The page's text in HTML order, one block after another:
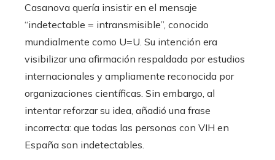
Casanova quería insistir en el mensaje
“indetectable = intransmisible”, conocido
mundialmente como U=U. Su intención era
visibilizar una afirmación respaldada por estudios
internacionales y ampliamente reconocida por
organizaciones científicas. Sin embargo, al
intentar reforzar su idea, añadió una frase
incorrecta: que todas las personas con VIH en
España son indetectables.